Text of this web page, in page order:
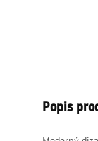
Popis